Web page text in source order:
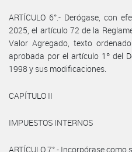
ARTÍCULO 6°.- Derógase, con
2025, el artículo 72 de la
Valor Agregado, texto
aprobada por el artículo 1º del
1998 y sus modificaciones.
CAPÍTULO II
IMPUESTOS INTERNOS
ARTÍCULO 7°.- Incorpórase